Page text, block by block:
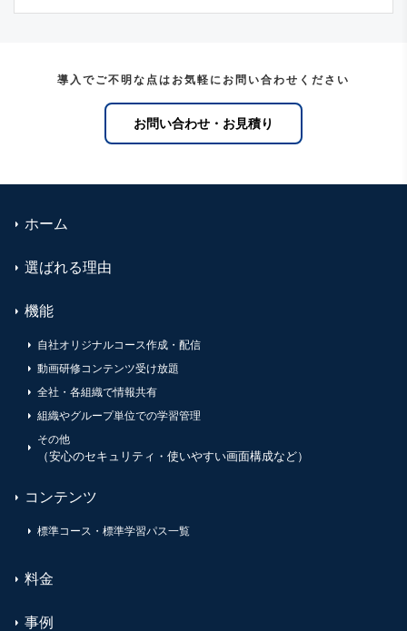
導入でご不明な点はお気軽にお問い合わせください
お問い合わせ・お見積り
ホーム
選ばれる理由
機能
自社オリジナルコース作成・配信
動画研修コンテンツ受け放題
全社・各組織で情報共有
組織やグループ単位での学習管理
その他
（安心のセキュリティ・使いやすい画面構成など）
コンテンツ
標準コース・標準学習パス一覧
料金
事例